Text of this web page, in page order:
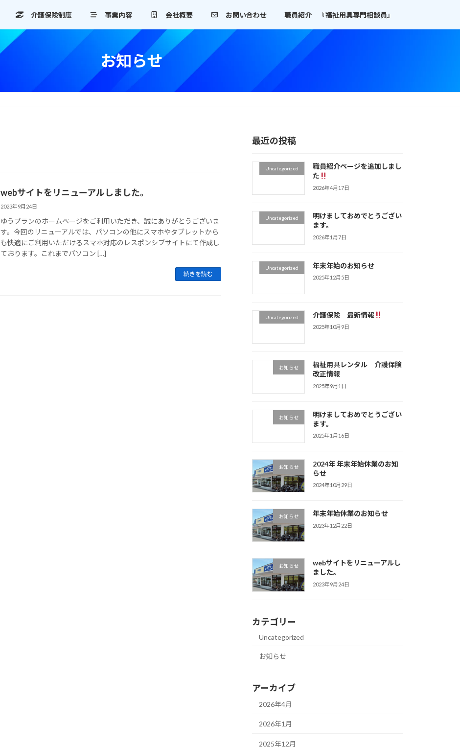
介護保険制度 事業内容 会社概要 お問い合わせ 職員紹介 『福祉用具専門相談員』
お知らせ
webサイトをリニューアルしました。
2023年9月24日
ゆうプランのホームページをご利用いただき、誠にありがとうございま
す。今回のリニューアルでは、パソコンの他にスマホやタブレットから
も快適にご利用いただけるスマホ対応のレスポンシブサイトにて作成し
ております。これまでパソコン […]
続きを読む
最近の投稿
Uncategorized
職員紹介ページを追加しまし
た
2026年4月17日
Uncategorized
明けましておめでとうござい
ます。
2026年1月7日
Uncategorized 年末年始のお知らせ
2025年12月5日
Uncategorized 介護保険 最新情報
2025年10月9日
お知らせ
福祉用具レンタル 介護保険
改正情報
2025年9月1日
お知らせ
明けましておめでとうござい
ます。
2025年1月16日
お知らせ
2024年 年末年始休業のお知
らせ
2024年10月29日
お知らせ 年末年始休業のお知らせ
2023年12月22日
お知らせ
webサイトをリニューアルし
ました。
2023年9月24日
カテゴリー
Uncategorized
お知らせ
アーカイブ
2026年4月
2026年1月
2025年12月